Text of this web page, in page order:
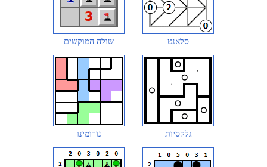
שולה המוקשים סלאנט
נורומינו גלקסיות